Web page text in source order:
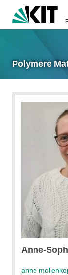
Polymere
Anne-
anne